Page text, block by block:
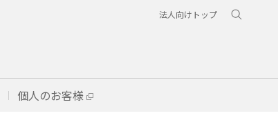
法人向けトップ
個人のお客様